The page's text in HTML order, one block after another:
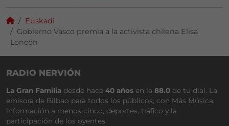
Euskadi
Gobierno Vasco premia a la activista chilena Elisa
Loncón
RADIO NERVIÓN
La Gran Familia desde hace 40 años en la 88.0 de tu dial. La
emisora de Bilbao para todos los públicos, con Más Música,
información a menos cinco, deportes, tráfico y la
participación de los oyentes.